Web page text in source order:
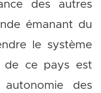
des autres
émanant du
le système
de ce pays est
des